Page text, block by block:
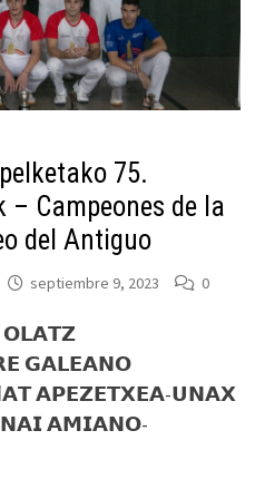
75.
Campeones de la
del Antiguo
septiembre 9, 2023 0
𝗢𝗟𝗔𝗧𝗭
𝗚𝗔𝗟𝗘𝗔𝗡𝗢
𝗔𝗣𝗘𝗭𝗘𝗧𝗫𝗘𝗔-𝗨𝗡𝗔𝗫
𝗔𝗠𝗜𝗔𝗡𝗢-